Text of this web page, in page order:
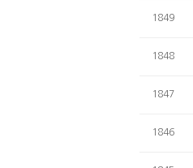
1849
1848
1847
1846